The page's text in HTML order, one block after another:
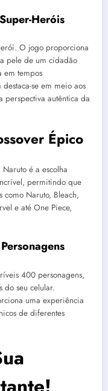
Heróis
O jogo proporciona
pele de um cidadão
em tempos
se em meio aos
perspectiva autêntica da
Épico
é a escolha
permitindo que
como Naruto, Bleach,
e até One Piece,
400 personagens,
do seu celular.
uma experiência
de diferentes